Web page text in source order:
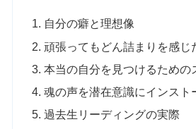
自分の癖と理想像
頑張ってもどん詰まりを感じ
本当の自分を見つけるための
魂の声を潜在意識にインスト
過去生リーディングの実際